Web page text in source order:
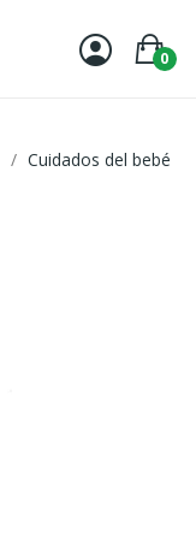
0
Cuidados del bebé